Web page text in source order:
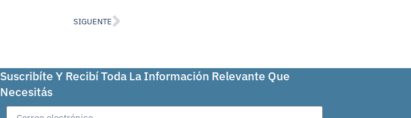
SIGUENTE
Suscribíte Y Recibí Toda La Información Relevante Que
Necesitás